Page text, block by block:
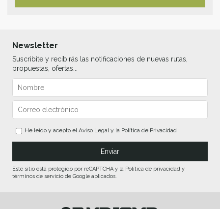
Newsletter
Suscribite y recibirás las notificaciones de nuevas rutas,
propuestas, ofertas...
He leído y acepto elAviso Legaly la Política de Privacidad
Este sitio está protegido por reCAPTCHA y la Política de privacidad y
términos de servicio de Google aplicados.